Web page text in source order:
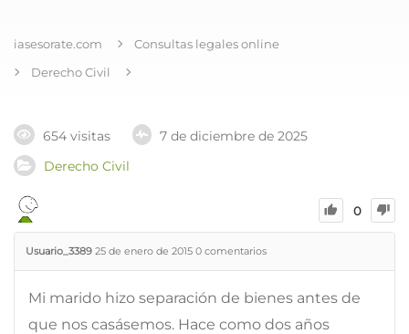
iasesorate.com
Consultas legales online
Derecho Civil
654 visitas
7 de diciembre de 2025
Derecho Civil
0
Usuario_3389 25 de enero de 2015 0 comentarios
Mi marido hizo separación de bienes antes de
que nos casásemos. Hace como dos años